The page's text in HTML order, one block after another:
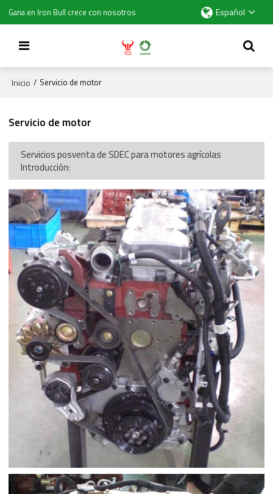
Gana en Iron Bull crece con nosotros Español
Inicio / Servicio de motor
Servicio de motor
Servicios posventa de SDEC para motores agrícolas
Introducción: